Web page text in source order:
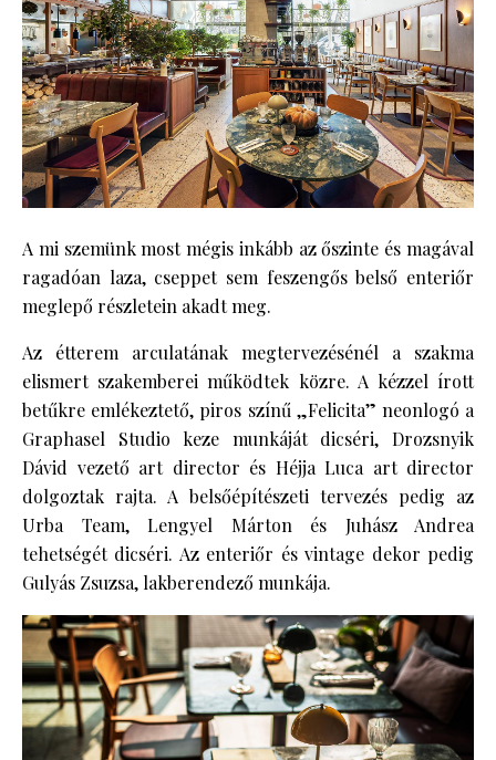
A mi szemünk most mégis inkább az őszinte és magával
ragadóan laza, cseppet sem feszengős belső enteriőr
meglepő részletein akadt meg.
Az étterem arculatának megtervezésénél a szakma
elismert szakemberei működtek közre. A kézzel írott
betűkre emlékeztető, piros színű „Felicita” neonlogó a
Graphasel Studio keze munkáját dicséri, Drozsnyik
Dávid vezető art director és Héjja Luca art director
dolgoztak rajta. A belsőépítészeti tervezés pedig az
Urba Team, Lengyel Márton és Juhász Andrea
tehetségét dicséri. Az enteriőr és vintage dekor pedig
Gulyás Zsuzsa, lakberendező munkája.